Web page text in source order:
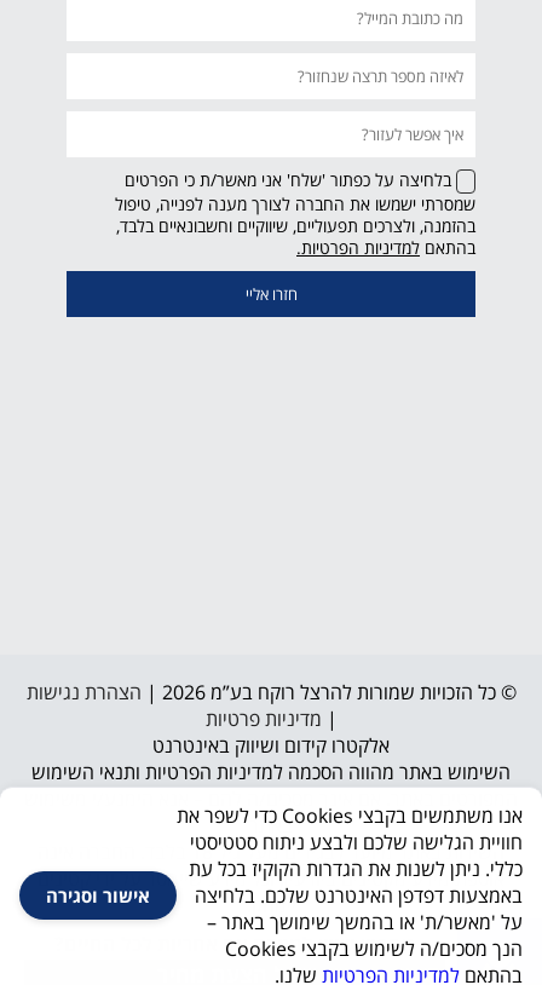
אישור וסגירה
אנו משתמשים בקבצי Cookies כדי לשפר את
חוויית הגלישה שלכם ולבצע ניתוח סטטיסטי
כללי. ניתן לשנות את הגדרות הקוקיז בכל עת
באמצעות דפדפן האינטרנט שלכם. בלחיצה
על 'מאשר/ת' או בהמשך שימושך באתר –
הנך מסכים/ה לשימוש בקבצי Cookies
בהתאם למדיניות הפרטיות שלנו.
בלחיצה על כפתור 'שלח' אני מאשר/ת כי הפרטים
שמסרתי ישמשו את החברה לצורך מענה לפנייה, טיפול
בהזמנה, ולצרכים תפעוליים, שיווקיים וחשבונאיים בלבד,
בהתאם קישור
נפתח
חדש
למדיניות הפרטיות.
© כל הזכויות שמורות להרצל רוקח בע”מ 2026 |
הצהרת נגישות
| מדיניות פרטיות
אלקטרו קידום ושיווק באינטרנט
השימוש באתר מהווה הסכמה למדיניות הפרטיות ותנאי השימוש
באתר
אוספת מידע מקטינים ביודעין, וכל מידע שיימסר על ידי קטינים
יימחק.
מחפש שיש למטבח עם אחריות לכל החיים?
קבל הצעת מחיר